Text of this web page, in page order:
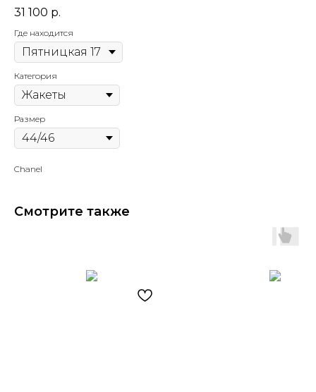
31 100 р.
Где находится
Категория
Размер
Chanel
Смотрите также